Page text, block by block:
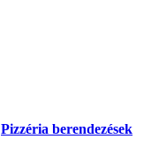
Pizzéria berendezések